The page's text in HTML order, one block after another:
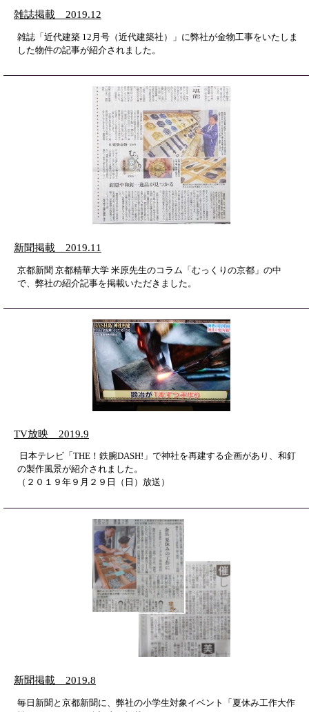
雑誌掲載 2019.12
雑誌「近代建築 12月号（近代建築社）」に弊社が金物工事をいたしま
した物件の記事が紹介されました。
新聞掲載 2019.11
京都新聞 京都精華大学 米原先生のコラム「むっくりの京都」の中
で、弊社の紹介記事を掲載いただきました。
TV放映 2019.9
日本テレビ「THE！鉄腕DASH!」で神社を再建する企画があり、和釘
の製作風景が紹介されました。
（２０１９年９月２９日（日）放送）
新聞掲載 2019.8
毎日新聞と京都新聞に、弊社の小学生対象イベント「夏休み工作大作